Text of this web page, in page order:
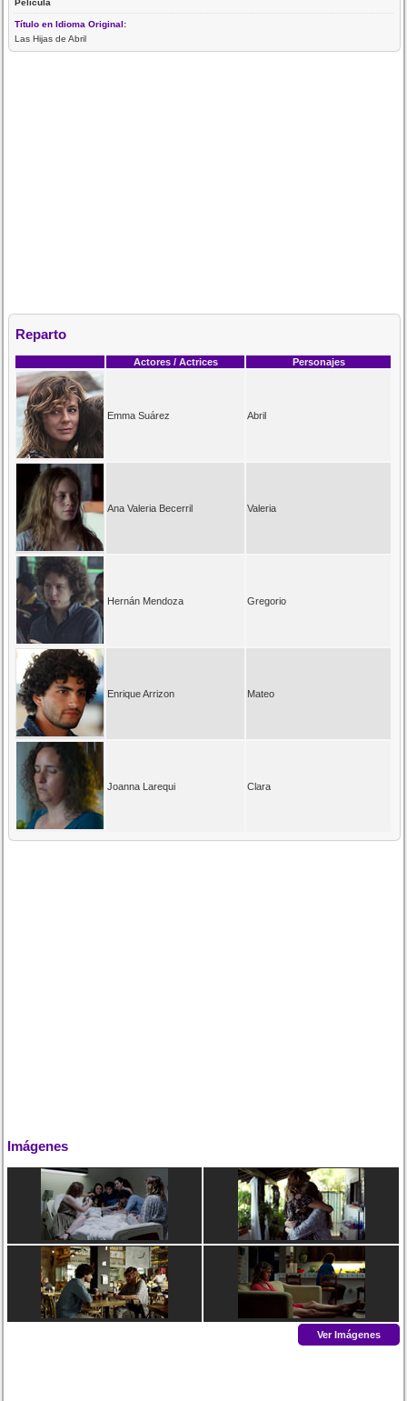
Película
Título en Idioma Original:
Las Hijas de Abril
Reparto
Actores / Actrices Personajes
Emma Suárez Abril
Ana Valeria Becerril Valeria
Hernán Mendoza Gregorio
Enrique Arrizon Mateo
Joanna Larequi Clara
Imágenes
Ver Imágenes